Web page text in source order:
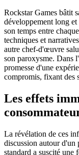
Rockstar Games bâtit
développement long
son temps entre
techniques et
autre chef-d'œuvre
son paroxysme. Dans
promesse d'une
compromis, fixant des
Les effets
La révélation de ces
discussion autour
standard a suscité une